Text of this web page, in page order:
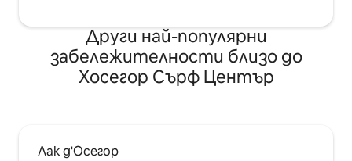
Други най-популярни
забележителности близо до
Хосегор Сърф Център
Лак д'Осегор